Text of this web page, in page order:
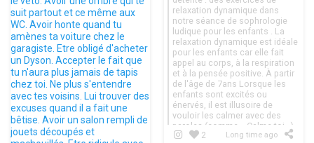
relaxation dynamique dans
notre séance de sophrologie
ludique pour les enfants . La
relaxation dynamique est idéale
pour les enfants car elle fait
appel au corps, à la respiration
et à la pensée positive. À partir
de l'âge de 7ans Lorsque les
enfants sont excités ou
énervés, il est illusoire de
vouloir les calmer avec des
paroles (comme « Calme toi »).
Les enfants ont besoin de
2 Long time ago